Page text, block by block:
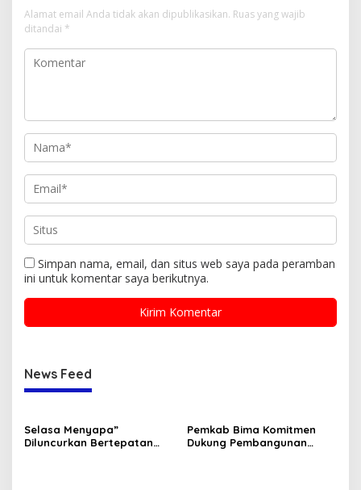
Alamat email Anda tidak akan dipublikasikan. Ruas yang wajib
ditandai *
Simpan nama, email, dan situs web saya pada peramban
ini untuk komentar saya berikutnya.
News Feed
Selasa Menyapa”
Diluncurkan Bertepatan
Pemkab Bima Komitmen
Dukung Pembangunan